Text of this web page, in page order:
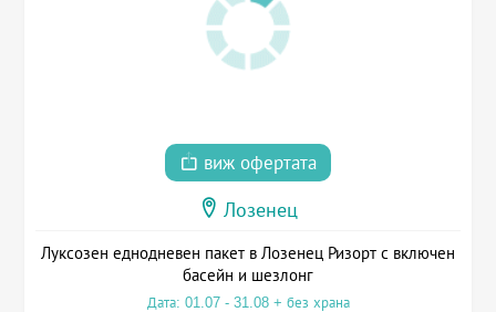
виж офертата
Лозенец
Луксозен еднодневен пакет в Лозенец Ризорт с включен
басейн и шезлонг
Дата: 01.07 - 31.08 + без храна